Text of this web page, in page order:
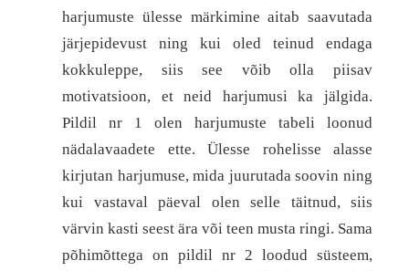
harjumuste ülesse märkimine aitab saavutada
järjepidevust ning kui oled teinud endaga
kokkuleppe, siis see võib olla piisav
motivatsioon, et neid harjumusi ka jälgida.
Pildil nr 1 olen harjumuste tabeli loonud
nädalavaadete ette. Ülesse rohelisse alasse
kirjutan harjumuse, mida juurutada soovin ning
kui vastaval päeval olen selle täitnud, siis
värvin kasti seest ära või teen musta ringi. Sama
põhimõttega on pildil nr 2 loodud süsteem,